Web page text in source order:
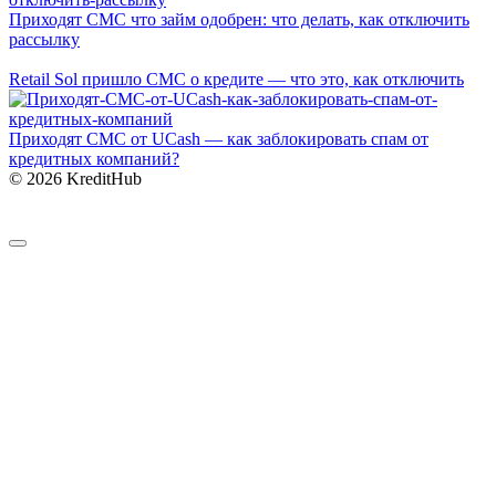
Приходят СМС что займ одобрен: что делать, как отключить
рассылку
Retail Sol пришло СМС о кредите — что это, как отключить
Приходят СМС от UCash — как заблокировать спам от
кредитных компаний?
© 2026 KreditHub